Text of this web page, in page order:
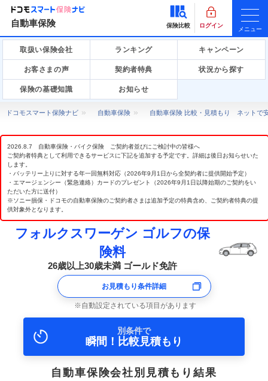
自動車保険 保険比較 ログイン
メニュー
取扱い保険会社 ランキング キャンペーン
お客さまの声 契約者特典 状況から探す
保険の基礎知識 お知らせ
ドコモスマート保険ナビ 自動車保険 自動車保険 比較・見積もり ネットで
2026.8.7 自動車保険・バイク保険 ご契約者並びにご検討中の皆様へ
ご契約者特典として利用できるサービスに下記を追加する予定です。詳細は後日お知らせいた
します。
・バッテリー上りに対する年一回無料対応（2026年9月1日から全契約者に提供開始予定）
・エマージェンシー（緊急連絡）カードのプレゼント（2026年9月1日以降始期のご契約をい
ただいた方に送付）
※ソニー損保・ドコモの自動車保険のご契約者さまは追加予定の特典含め、ご契約者特典の提
供対象外となります。
フォルクスワーゲン ゴルフの保
険料
26歳以上30歳未満 ゴールド免許
お見積もり条件詳細
自動設定されている項目があります
別条件で
瞬間！比較見積もり
自動車保険会社別見積もり結果